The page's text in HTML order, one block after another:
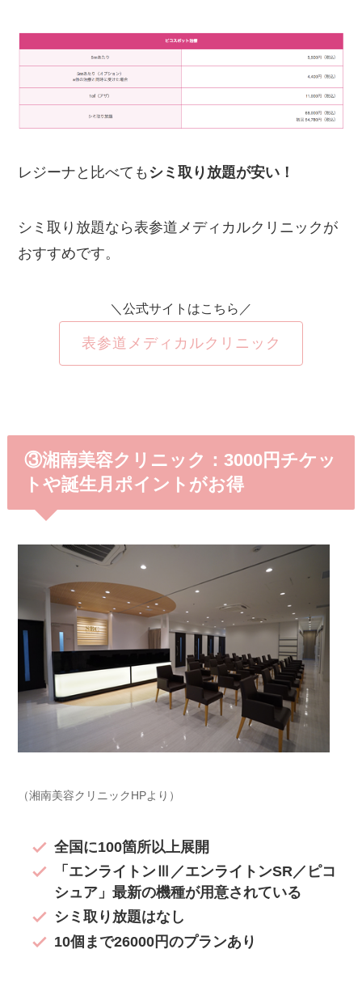
レジーナと比べても シミ取り放題が安い！
シミ取り放題なら表参道メディカルクリニックが
おすすめです。
＼公式サイトはこちら／
表参道メディカルクリニック
③湘南美容クリニック：3000円チケッ
トや誕生月ポイントがお得
（湘南美容クリニックHPより）
全国に100箇所以上展開
「エンライトンⅢ／エンライトンSR／ピコ
シュア」最新の機種が用意されている
シミ取り放題はなし
10個まで26000円のプランあり